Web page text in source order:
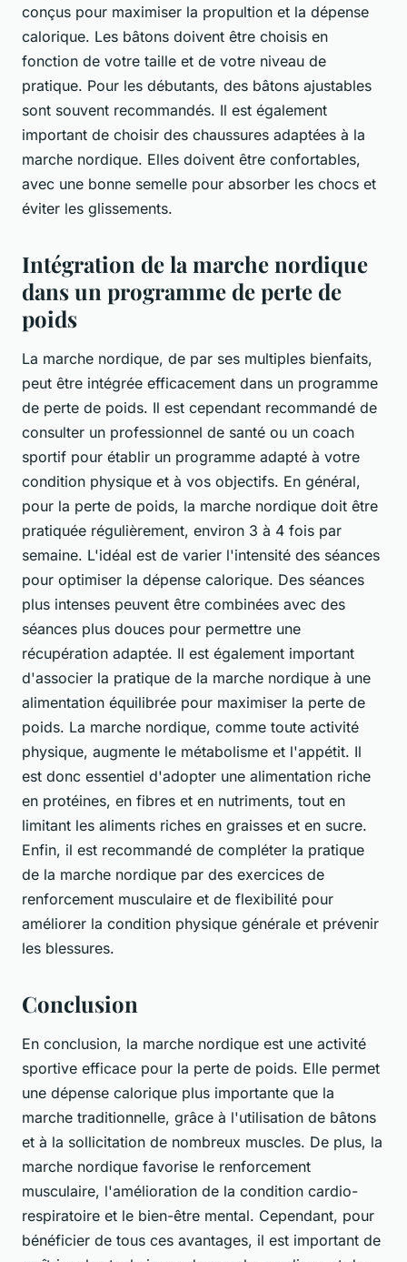
conçus pour maximiser la propultion et la dépense
calorique. Les bâtons doivent être choisis en
fonction de votre taille et de votre niveau de
pratique. Pour les débutants, des bâtons ajustables
sont souvent recommandés. Il est également
important de choisir des chaussures adaptées à la
marche nordique. Elles doivent être confortables,
avec une bonne semelle pour absorber les chocs et
éviter les glissements.
Intégration de la marche nordique
dans un programme de perte de
poids
La marche nordique, de par ses multiples bienfaits,
peut être intégrée efficacement dans un programme
de perte de poids. Il est cependant recommandé de
consulter un professionnel de santé ou un coach
sportif pour établir un programme adapté à votre
condition physique et à vos objectifs. En général,
pour la perte de poids, la marche nordique doit être
pratiquée régulièrement, environ 3 à 4 fois par
semaine. L'idéal est de varier l'intensité des séances
pour optimiser la dépense calorique. Des séances
plus intenses peuvent être combinées avec des
séances plus douces pour permettre une
récupération adaptée. Il est également important
d'associer la pratique de la marche nordique à une
alimentation équilibrée pour maximiser la perte de
poids. La marche nordique, comme toute activité
physique, augmente le métabolisme et l'appétit. Il
est donc essentiel d'adopter une alimentation riche
en protéines, en fibres et en nutriments, tout en
limitant les aliments riches en graisses et en sucre.
Enfin, il est recommandé de compléter la pratique
de la marche nordique par des exercices de
renforcement musculaire et de flexibilité pour
améliorer la condition physique générale et prévenir
les blessures.
Conclusion
En conclusion, la marche nordique est une activité
sportive efficace pour la perte de poids. Elle permet
une dépense calorique plus importante que la
marche traditionnelle, grâce à l'utilisation de bâtons
et à la sollicitation de nombreux muscles. De plus, la
marche nordique favorise le renforcement
musculaire, l'amélioration de la condition cardio-
respiratoire et le bien-être mental. Cependant, pour
bénéficier de tous ces avantages, il est important de